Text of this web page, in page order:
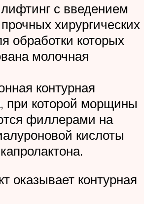
с введением
хирургических
обработки которых
молочная
контурная
при которой морщины
филлерами на
кислоты
оказывает контурная